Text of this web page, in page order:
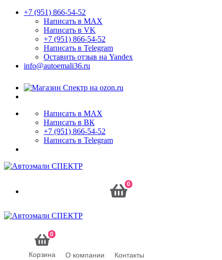
+7 (951) 866-54-52
Написать в MAX
Написать в VK
+7 (951) 866-54-52
Написать в Telegram
Оставить отзыв на Yandex
info@autoemali36.ru
Написать в MAX
Написать в ВК
+7 (951) 866-54-52
Написать в Telegram
0
0
Корзина О компании Контакты